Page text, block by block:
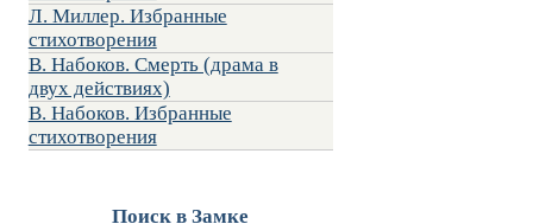
Л. Миллер. Избранные
стихотворения
В. Набоков. Смерть (драма в
двух действиях)
В. Набоков. Избранные
стихотворения
Поиск в Замке